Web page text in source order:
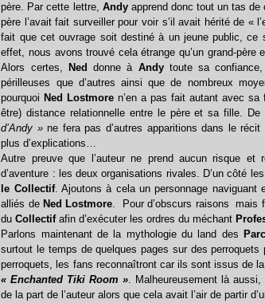
père. Par cette lettre, Andyapprend donc tout un tas de
père l’avait fait surveiller pour voir s’il avait hérité de «
fait que cet ouvrage soit destiné à un jeune public,
effet, nous avons trouvé cela étrange qu’un grand-
Alors certes,
Ned donne à Andytoute sa confiance,
périlleuses que d’autres ainsi que de nombreux
pourquoi Ned Lostmore n’en a pas fait autant avec sa
être) distance relationnelle entre le père et sa fille.
d’Andy »ne fera pas d’autres apparitions dans le
plus d’explications…
Autre preuve que l’auteur ne prend aucun risque et
d’aventure : les deux organisations rivales. D’un côté
le Collectif. Ajoutons à cela un personnage naviguant
alliés de Ned Lostmore. Pour d’obscurs raisons mais
duCollectifafin d’exécuter les ordres du méchant
Parlons maintenant de la mythologie du land des
surtout le temps de quelques pages sur des
perroquets, les fans reconnaîtront car ils sont issus de
« Enchanted Tiki Room ». Malheureusement là
de la part de l’auteur alors que cela avait l’air de partir